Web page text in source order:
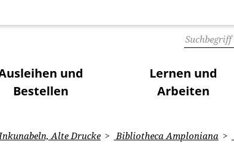
und
Bestellen
Lernen und
Arbeiten
Alte Drucke Bibliotheca Amploniana